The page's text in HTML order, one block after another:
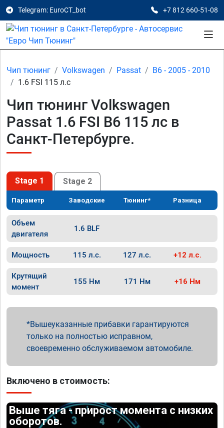
Telegram: EuroCT_bot +7 812 660-51-08
Чип тюнинг Volkswagen Passat
B6 - 2005 - 2010
1.6 FSI 115 л.с
Чип тюнинг Volkswagen
Passat 1.6 FSI B6 115 лс в
Санкт-Петербурге.
Stage 1 Stage 2
Параметр Заводские Тюнинг* Разница
Объем
двигателя
1.6 BLF
Мощность 115 л.с. 127 л.с. +12 л.с.
Крутящий
момент
155 Нм 171 Нм +16 Нм
Вышеуказанные прибавки гарантируются
только на полностью исправном,
своевременно обслуживаемом автомобиле.
Включено в стоимость:
Выше тяга - прирост момента с низких
оборотов.